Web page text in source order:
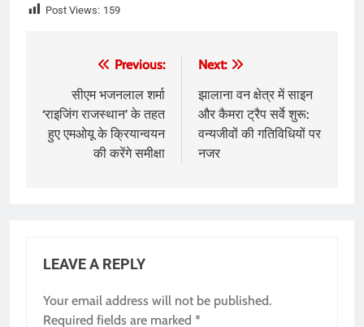
Post Views: 159
navigation
Previous:
सीएम भजनलाल शर्मा
‘राइजिंग राजस्थान’ के तहत
हुए एमओयू के क्रियान्वयन
की करेंगे समीक्षा
Next:
झालाना वन क्षेत्र में साइन
और कैमरा ट्रैप सर्वे शुरू:
वन्यजीवों की गतिविधियों पर
नजर
LEAVE A REPLY
Your email address will not be published.
Required fields are marked *